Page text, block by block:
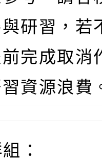
研習，若
完成取消
資源浪費
：